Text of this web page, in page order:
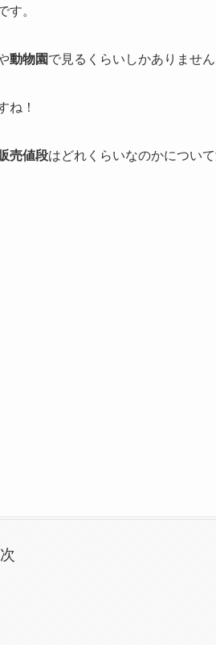
。
動物園で見るくらいしかありません
ね！
売値段はどれくらいなのかについ